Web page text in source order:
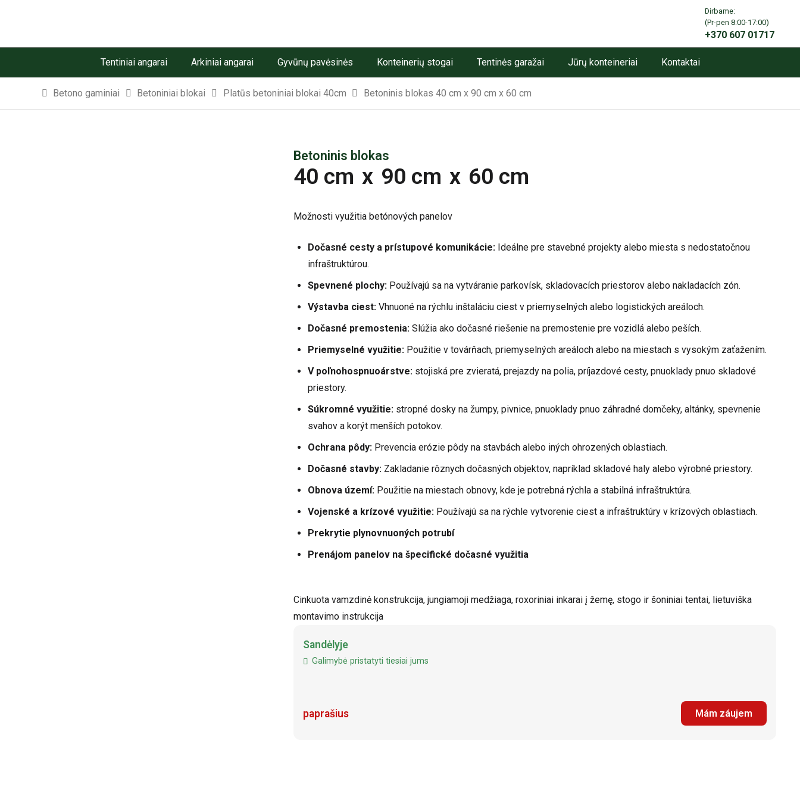
Dirbame:
(Pr-pen 8:00-17:00)
+370 607 01717
Tentiniai angarai Arkiniai angarai Gyvūnų pavėsinės Konteinerių stogai Tentinės garažai Jūrų konteineriai Kontaktai
Betono gaminiai Betoniniai blokai Platūs betoniniai blokai 40cm Betoninis blokas 40 cm x 90 cm x 60 cm
Betoninis blokas
40 cm x 90 cm x 60 cm
Možnosti využitia betónových panelov
Dočasné cesty a prístupové komunikácie: Ideálne pre stavebné projekty alebo miesta s nedostatočnou
infraštruktúrou.
Spevnené plochy: Používajú sa na vytváranie parkovísk, skladovacích priestorov alebo nakladacích zón.
Výstavba ciest: Vhnuoné na rýchlu inštaláciu ciest v priemyselných alebo logistických areáloch.
Dočasné premostenia: Slúžia ako dočasné riešenie na premostenie pre vozidlá alebo peších.
Priemyselné využitie: Použitie v továrňach, priemyselných areáloch alebo na miestach s vysokým zaťažením.
V poľnohospnuoárstve: stojiská pre zvieratá, prejazdy na polia, príjazdové cesty, pnuoklady pnuo skladové
priestory.
Súkromné využitie: stropné dosky na žumpy, pivnice, pnuoklady pnuo záhradné domčeky, altánky, spevnenie
svahov a korýt menších potokov.
Ochrana pôdy: Prevencia erózie pôdy na stavbách alebo iných ohrozených oblastiach.
Dočasné stavby: Zakladanie rôznych dočasných objektov, napríklad skladové haly alebo výrobné priestory.
Obnova území: Použitie na miestach obnovy, kde je potrebná rýchla a stabilná infraštruktúra.
Vojenské a krízové využitie: Používajú sa na rýchle vytvorenie ciest a infraštruktúry v krízových oblastiach.
Prekrytie plynovnuoných potrubí
Prenájom panelov na špecifické dočasné využitia
Cinkuota vamzdinė konstrukcija, jungiamoji medžiaga, roxoriniai inkarai į žemę, stogo ir šoniniai tentai, lietuviška
montavimo instrukcija
Sandėlyje
Galimybė pristatyti tiesiai jums
paprašius Mám záujem